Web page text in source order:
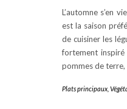
L’automne s’en
est la saison
de cuisiner les
fortement inspiré
pommes de terre,
Plats principaux